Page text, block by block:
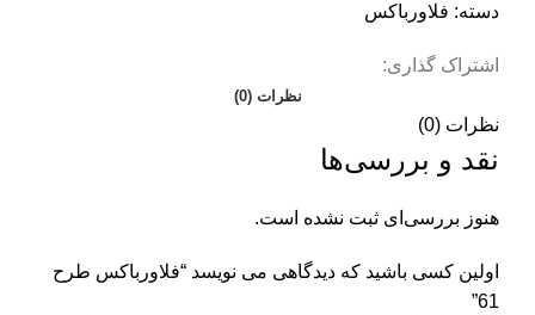
دسته: فلاورباکس
اشتراک گذاری:
نظرات (0)
نظرات (0)
نقد و بررسی‌ها
هنوز بررسی‌ای ثبت نشده است.
اولین کسی باشید که دیدگاهی می نویسد “فلاورباکس طرح
61”